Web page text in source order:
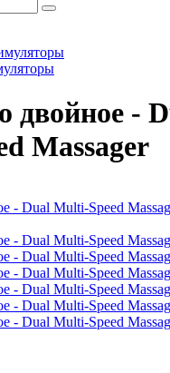
двойное -
Massager